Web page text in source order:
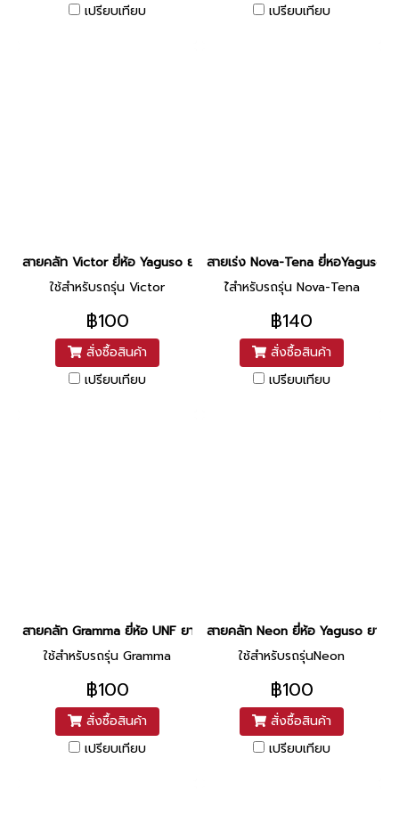
เปรียบเทียบ
เปรียบเทียบ
สายคลัท Victor ยี่ห้อ Yaguso ยาว 35.5 นิ้ว
ใช้สำหรับรถรุ่น Victor
฿100
สั่งซื้อสินค้า
เปรียบเทียบ
สายเร่ง Nova-Tena ยี่หอYaguso
ใ้สำหรับรถรุ่น Nova-Tena
฿140
สั่งซื้อสินค้า
เปรียบเทียบ
สายคลัท Gramma ยี่ห้อ UNF ยาว 38.2 นิ้ว
ใช้สำหรับรถรุ่น Gramma
฿100
สั่งซื้อสินค้า
เปรียบเทียบ
สายคลัท Neon ยี่ห้อ Yaguso ยาว
ใช้สำหรับรถรุ่นNeon
฿100
สั่งซื้อสินค้า
เปรียบเทียบ